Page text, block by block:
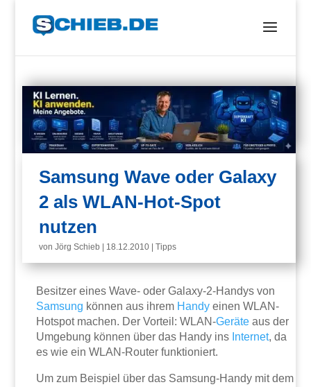
Samsung Wave oder Galaxy
2 als WLAN-Hot-Spot
nutzen
vonJörg Schieb 18.12.2010 |Tipps
Besitzer eines Wave- oder Galaxy-2-Handys von
Samsung können aus ihrem Handy einen WLAN-
Hotspot machen. Der Vorteil: WLAN-Geräte aus der
Umgebung können über das Handy ins Internet, da
es wie ein WLAN-Router funktioniert.
Um zum Beispiel über das Samsung-Handy mit dem